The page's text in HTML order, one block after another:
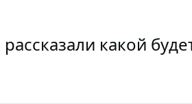
какой